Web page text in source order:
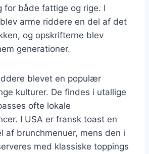
for både fattige og rige. I
arme riddere en del af det
og opskrifterne blev
generationer.
blevet en populær
kulturer. De findes i utallige
ofte lokale
I USA er fransk toast en
af brunchmenuer, mens den i
med klassiske toppings